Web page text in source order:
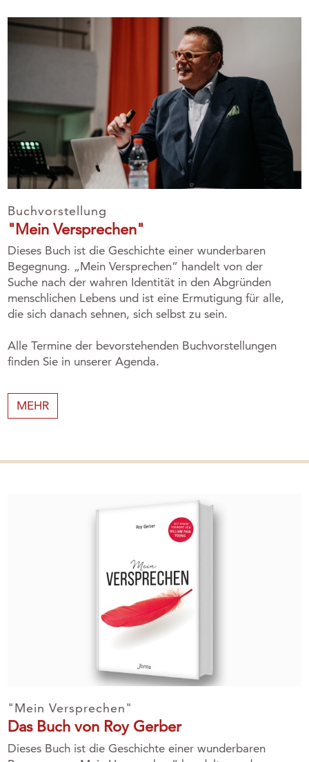
Buchvorstellung
"Mein Versprechen"
Dieses Buch ist die Geschichte einer wunderbaren
Begegnung. „Mein Versprechen“ handelt von der
Suche nach der wahren Identität in den Abgründen
menschlichen Lebens und ist eine Ermutigung für alle,
die sich danach sehnen, sich selbst zu sein.
Alle Termine der bevorstehenden Buchvorstellungen
finden Sie in unserer Agenda.
MEHR
"Mein Versprechen"
Das Buch von Roy Gerber
Dieses Buch ist die Geschichte einer wunderbaren